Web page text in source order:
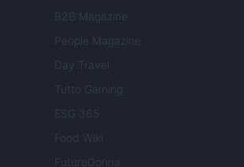
B2B Magazine
People Magazine
Day Travel
Tutto Gaming
ESG 365
Food Wiki
FuturoDonna